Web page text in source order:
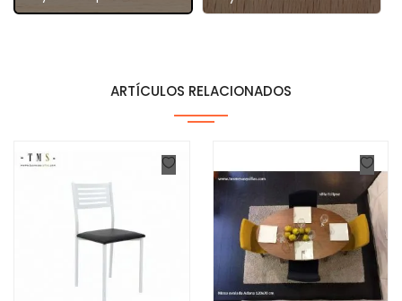
ARTÍCULOS RELACIONADOS